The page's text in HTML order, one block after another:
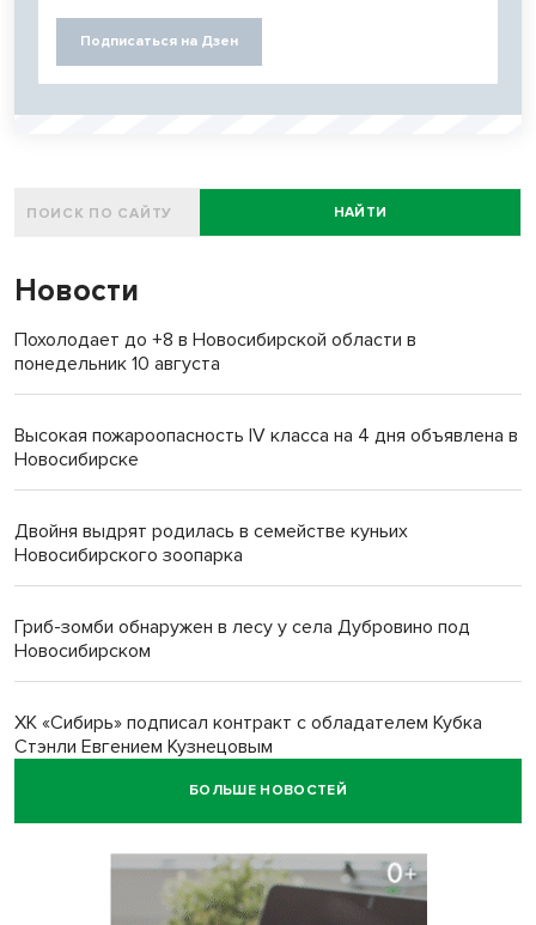
Подписаться на Дзен
НАЙТИ
Новости
Похолодает до +8 в Новосибирской области в
понедельник 10 августа
Высокая пожароопасность IV класса на 4 дня объявлена в
Новосибирске
Двойня выдрят родилась в семействе куньих
Новосибирского зоопарка
Гриб-зомби обнаружен в лесу у села Дубровино под
Новосибирском
ХК «Сибирь» подписал контракт с обладателем Кубка
Стэнли Евгением Кузнецовым
БОЛЬШЕ НОВОСТЕЙ